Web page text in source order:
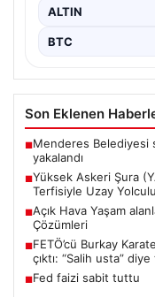
ALTIN
BTC
Son Eklenen
■Menderes Belediyesi
yakalandı
■Yüksek Askeri Şura
Terfisiyle Uzay
■Açık Hava Yaşam
Çözümleri
■FETÖ’cü Burkay
çıktı: “Salih usta” diye
■Fed faizi sabit tuttu